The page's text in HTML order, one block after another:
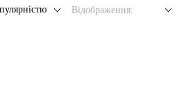
Відображення: